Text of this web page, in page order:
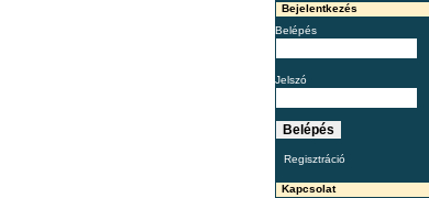
Bejelentkezés
Belépés
Jelszó
Regisztráció
Kapcsolat